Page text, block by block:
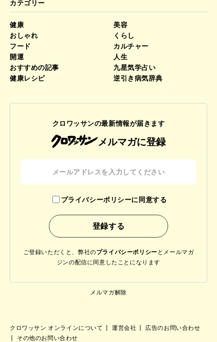
カテゴリー
健康
美容
おしゃれ
くらし
フード
カルチャー
開運
人生
おすすめの記事
九星気学占い
健康レシピ
逆引き病気辞典
クロワッサンの最新情報が届きます
メルマガに登録
プライバシーポリシーに同意する
ご登録いただくと、弊社のプライバシーポリシー と メールマガ
ジンの配信に同意したことになります
メルマガ解除
クロワッサン オンラインについて 運営会社
広告のお問い合わせ
その他のお問い合わせ